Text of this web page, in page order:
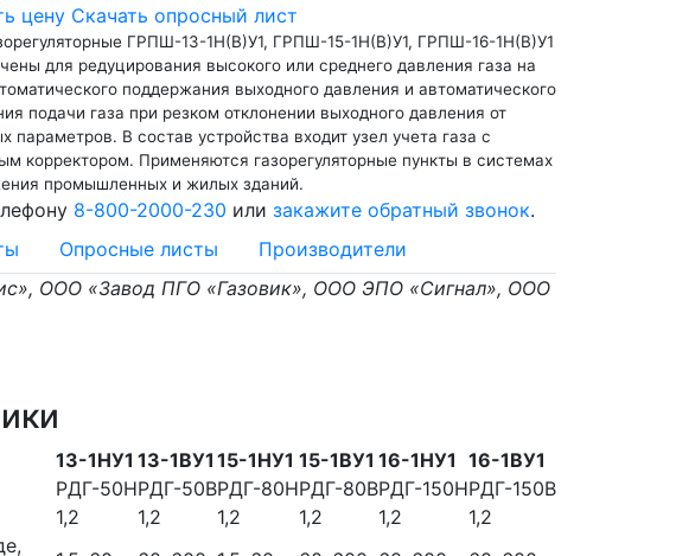
цену Скачать опросный лист
ГРПШ-13-1Н(В)У1, ГРПШ-15-1Н(В)У1, ГРПШ-16-1Н(В)У1
для редуцирования высокого или среднего давления газа на
поддержания выходного давления и автоматического
подачи газа при резком отклонении выходного давления от
параметров. В состав устройства входит узел учета газа с
корректором. Применяются газорегуляторные пункты в системах
промышленных и жилых зданий.
8-800-2000-230 или закажите обратный звонок.
Опросные листы
Производители
ООО «Завод ПГО «Газовик», ООО ЭПО «Сигнал», ООО
13-1НУ1 13-1ВУ1 15-1НУ1 15-1ВУ1 16-1НУ1 16-1ВУ1
РДГ-50НРДГ-50ВРДГ-80НРДГ-80ВРДГ-150НРДГ-150В
1,2 1,2 1,2 1,2 1,2
1,2